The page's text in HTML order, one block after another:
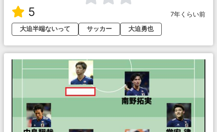
5
7年くらい前
大迫半端ないって
サッカー 大迫勇也